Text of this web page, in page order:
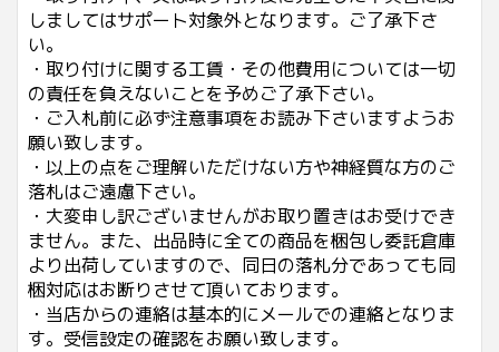
しましてはサポート対象外となります。ご了承下さ
い。
・取り付けに関する工賃・その他費用については一切
の責任を負えないことを予めご了承下さい。
・ご入札前に必ず注意事項をお読み下さいますようお
願い致します。
・以上の点をご理解いただけない方や神経質な方のご
落札はご遠慮下さい。
・大変申し訳ございませんがお取り置きはお受けでき
ません。また、出品時に全ての商品を梱包し委託倉庫
より出荷していますので、同日の落札分であっても同
梱対応はお断りさせて頂いております。
・当店からの連絡は基本的にメールでの連絡となりま
す。受信設定の確認をお願い致します。